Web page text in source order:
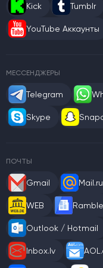
Kick Tumblr
YouTube Аккаунты
МЕССЕНДЖЕРЫ
Telegram
Skype
ПОЧТЫ
Gmail Mail.ru
WEB
Outlook / Hotmail
Inbox.lv